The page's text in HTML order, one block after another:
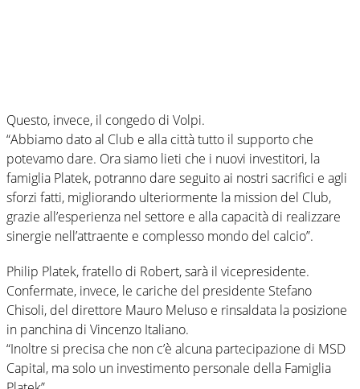
Questo, invece, il congedo di Volpi.
“Abbiamo dato al Club e alla città tutto il supporto che
potevamo dare. Ora siamo lieti che i nuovi investitori, la
famiglia Platek, potranno dare seguito ai nostri sacrifici e agli
sforzi fatti, migliorando ulteriormente la mission del Club,
grazie all’esperienza nel settore e alla capacità di realizzare
sinergie nell’attraente e complesso mondo del calcio”.
Philip Platek, fratello di Robert, sarà il vicepresidente.
Confermate, invece, le cariche del presidente Stefano
Chisoli, del direttore Mauro Meluso e rinsaldata la posizione
in panchina di Vincenzo Italiano.
“Inoltre si precisa che non c’è alcuna partecipazione di MSD
Capital, ma solo un investimento personale della Famiglia